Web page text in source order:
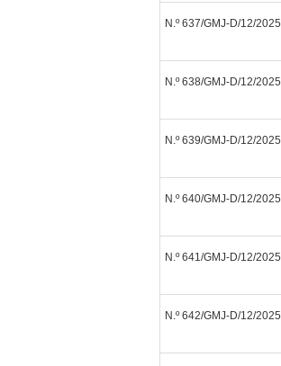
N.º 637/GMJ-D/12/2025
N.º 638/GMJ-D/12/2025
N.º 639/GMJ-D/12/2025
N.º 640/GMJ-D/12/2025
N.º 641/GMJ-D/12/2025
N.º 642/GMJ-D/12/2025